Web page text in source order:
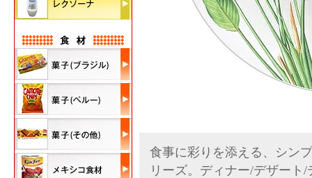
食事に彩りを添える、シン
リーズ。ディナー/デザート